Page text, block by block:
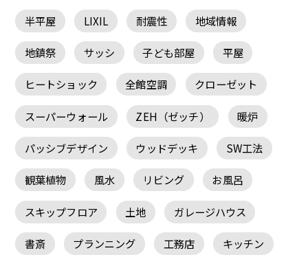
半平屋 LIXIL 耐震性 地域情報
地鎮祭 サッシ 子ども部屋 平屋
ヒートショック 全館空調 クローゼット
スーパーウォール ZEH（ゼッチ） 暖炉
パッシブデザイン ウッドデッキ SW工法
観葉植物 風水 リビング お風呂
スキップフロア 土地 ガレージハウス
書斎 プランニング 工務店 キッチン